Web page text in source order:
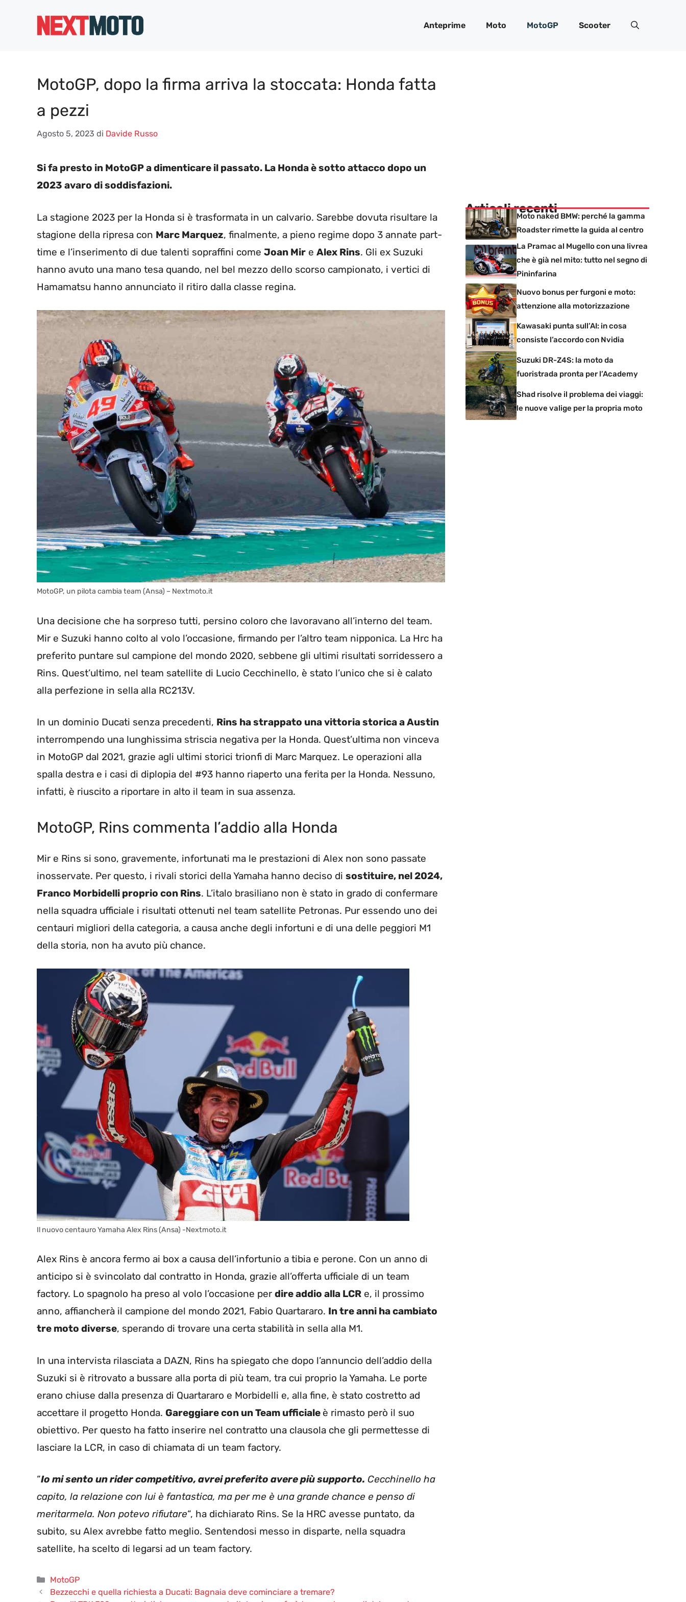
Anteprime Moto MotoGP Scooter
MotoGP, dopo la firma arriva la stoccata: Honda fatta
a pezzi
Agosto 5, 2023 di Davide Russo
Si fa presto in MotoGP a dimenticare il passato. La Honda è sotto attacco dopo un
2023 avaro di soddisfazioni.
La stagione 2023 per la Honda si è trasformata in un calvario. Sarebbe dovuta risultare la
stagione della ripresa con Marc Marquez, finalmente, a pieno regime dopo 3 annate part-
time e l’inserimento di due talenti sopraffini come Joan Mir e Alex Rins. Gli ex Suzuki
hanno avuto una mano tesa quando, nel bel mezzo dello scorso campionato, i vertici di
Hamamatsu hanno annunciato il ritiro dalla classe regina.
MotoGP, un pilota cambia team (Ansa) – Nextmoto.it
Una decisione che ha sorpreso tutti, persino coloro che lavoravano all’interno del team.
Mir e Suzuki hanno colto al volo l’occasione, firmando per l’altro team nipponica. La Hrc ha
preferito puntare sul campione del mondo 2020, sebbene gli ultimi risultati sorridessero a
Rins. Quest’ultimo, nel team satellite di Lucio Cecchinello, è stato l’unico che si è calato
alla perfezione in sella alla RC213V.
In un dominio Ducati senza precedenti, Rins ha strappato una vittoria storica a Austin
interrompendo una lunghissima striscia negativa per la Honda. Quest’ultima non vinceva
in MotoGP dal 2021, grazie agli ultimi storici trionfi di Marc Marquez. Le operazioni alla
spalla destra e i casi di diplopia del #93 hanno riaperto una ferita per la Honda. Nessuno,
infatti, è riuscito a riportare in alto il team in sua assenza.
MotoGP, Rins commenta l’addio alla Honda
Mir e Rins si sono, gravemente, infortunati ma le prestazioni di Alex non sono passate
inosservate. Per questo, i rivali storici della Yamaha hanno deciso di sostituire, nel 2024,
Franco Morbidelli proprio con Rins. L’italo brasiliano non è stato in grado di confermare
nella squadra ufficiale i risultati ottenuti nel team satellite Petronas. Pur essendo uno dei
centauri migliori della categoria, a causa anche degli infortuni e di una delle peggiori M1
della storia, non ha avuto più chance.
Il nuovo centauro Yamaha Alex Rins (Ansa) -Nextmoto.it
Alex Rins è ancora fermo ai box a causa dell’infortunio a tibia e perone. Con un anno di
anticipo si è svincolato dal contratto in Honda, grazie all’offerta ufficiale di un team
factory. Lo spagnolo ha preso al volo l’occasione per dire addio alla LCR e, il prossimo
anno, affiancherà il campione del mondo 2021, Fabio Quartararo. In tre anni ha cambiato
tre moto diverse, sperando di trovare una certa stabilità in sella alla M1.
In una intervista rilasciata a DAZN, Rins ha spiegato che dopo l’annuncio dell’addio della
Suzuki si è ritrovato a bussare alla porta di più team, tra cui proprio la Yamaha. Le porte
erano chiuse dalla presenza di Quartararo e Morbidelli e, alla fine, è stato costretto ad
accettare il progetto Honda. Gareggiare con un Team ufficiale è rimasto però il suo
obiettivo. Per questo ha fatto inserire nel contratto una clausola che gli permettesse di
lasciare la LCR, in caso di chiamata di un team factory.
“Io mi sento un rider competitivo, avrei preferito avere più supporto. Cecchinello ha
capito, la relazione con lui è fantastica, ma per me è una grande chance e penso di
meritarmela. Non potevo rifiutare“, ha dichiarato Rins. Se la HRC avesse puntato, da
subito, su Alex avrebbe fatto meglio. Sentendosi messo in disparte, nella squadra
satellite, ha scelto di legarsi ad un team factory.
Categorie
MotoGP
Bezzecchi e quella richiesta a Ducati: Bagnaia deve cominciare a tremare?
Articoli recenti
Moto naked BMW: perché la gamma
Roadster rimette la guida al centro
La Pramac al Mugello con una livrea
che è già nel mito: tutto nel segno di
Pininfarina
Nuovo bonus per furgoni e moto:
attenzione alla motorizzazione
Kawasaki punta sull’AI: in cosa
consiste l’accordo con Nvidia
Suzuki DR-Z4S: la moto da
fuoristrada pronta per l’Academy
Shad risolve il problema dei viaggi:
le nuove valige per la propria moto